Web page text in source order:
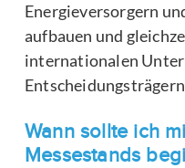
Energieversorgern
aufbauen und
internationalen
Wann sollte ich
Messestands